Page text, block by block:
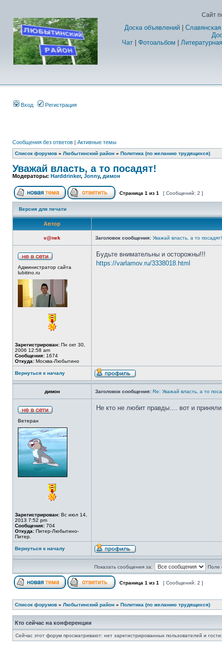
Сайт
Доска объявлений
Чат
Фотоальбом
Вход Регистрация
Сообщения без ответов | Активные темы
Список форумов » Любытинский район » Политика (по желанию трудящихся)
Уважай власть, а то посадят!
Модераторы: Harddrinker, Jonny, димон
Страница 1 из 1 [ Сообщений: 2 ]
Версия для печати
Автор
v@nek Заголовок сообщения: Уважай власть, а то посадят!
Администратор сайта
lubitino.ru
Зарегистрирован: Пн окт 30,
2006 12:58 am
Сообщения: 1674
Откуда: Москва-Любытино
Будьте внимательны и осторожны!!!
https://varlamov.ru/3338018.html
Вернуться к началу
димон Заголовок сообщения: Re: Уважай власть, а то
Ветеран
Зарегистрирован: Вс июл 14,
2013 7:52 pm
Сообщения: 704
Откуда: Питер-Любытино-
Питер.
Не кто не любит правды.... вот и
Вернуться к началу
Показать сообщения за: Поле
Страница 1 из 1 [ Сообщений: 2 ]
Список форумов » Любытинский район » Политика (по желанию трудящихся)
Кто сейчас на конференции
Сейчас этот форум просматривают: нет зарегистрированных пользователей и